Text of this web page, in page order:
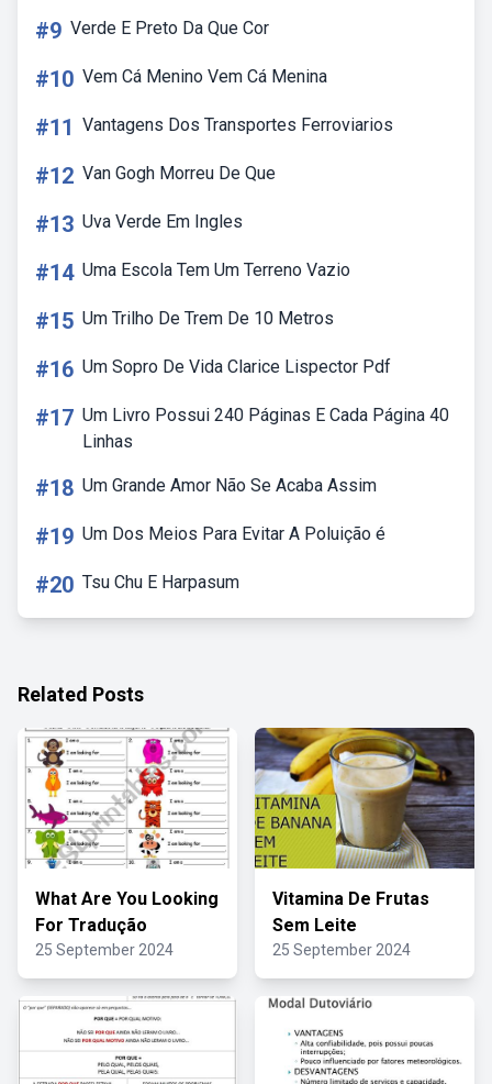
#9 Verde E Preto Da Que Cor
#10 Vem Cá Menino Vem Cá Menina
#11 Vantagens Dos Transportes Ferroviarios
#12 Van Gogh Morreu De Que
#13 Uva Verde Em Ingles
#14 Uma Escola Tem Um Terreno Vazio
#15 Um Trilho De Trem De 10 Metros
#16 Um Sopro De Vida Clarice Lispector Pdf
#17 Um Livro Possui 240 Páginas E Cada Página 40
Linhas
#18 Um Grande Amor Não Se Acaba Assim
#19 Um Dos Meios Para Evitar A Poluição é
#20 Tsu Chu E Harpasum
Related Posts
What Are You Looking
For Tradução
25 September 2024
Vitamina De Frutas
Sem Leite
25 September 2024